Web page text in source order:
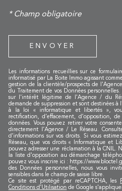
* Champ obligatoire
ENVOYER
Les informations recueillies sur ce
informatisé par La Boite Immo agissant
gestion de la clientèle/prospects de
du Traitement de vos Données
sur l'intérêt légitime de l'Agence / du
demande de suppression et sont destinées à
à la loi « informatique et libertés »,
rectification, d’effacement, d’opposition,
données. Vous pouvez retirer votre
directement l’Agence / Le Réseau.
d’informations sur vos droits. Si vous
Réseau, que vos droits « Informatique et
pouvez adresser une réclamation à la CNIL.
la liste d'opposition au démarchage
pouvez vous inscrire ici : https://
des Données personnelles, nous vous
sensibles dans le champ de saisie libre.
Ce site est protégé par reCAPTCHA, les
Conditions d'Utilisation de Google